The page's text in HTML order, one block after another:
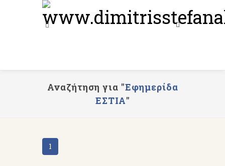
Αναζήτηση για "Εφημερίδα
ΕΣΤΙΑ"
1